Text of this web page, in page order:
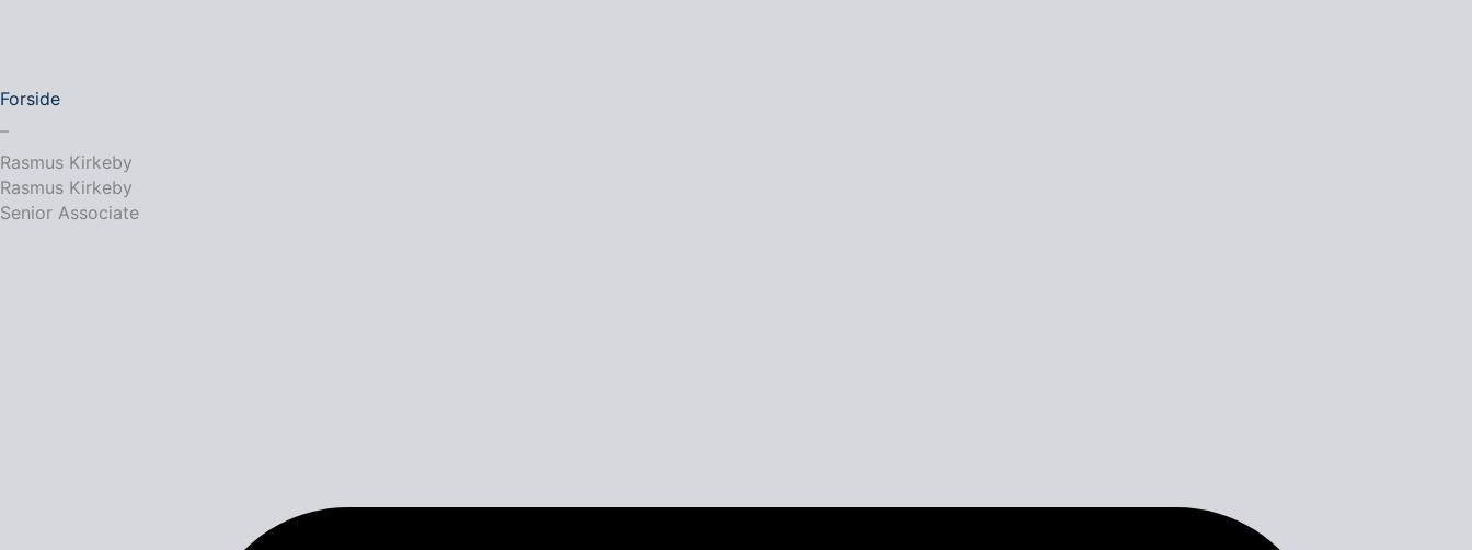
Forside
–
Rasmus Kirkeby
Rasmus Kirkeby
Senior Associate